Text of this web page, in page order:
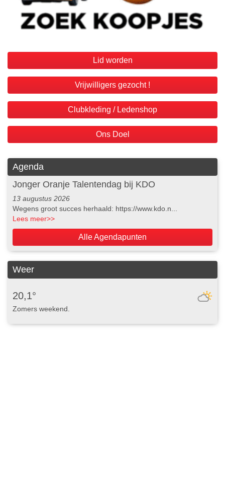
Lid worden
Vrijwilligers gezocht !
Clubkleding / Ledenshop
Ons Doel
Agenda
Jonger Oranje Talentendag bij KDO
13 augustus 2026
Wegens groot succes herhaald: https://www.kdo.n...
Lees meer>>
Alle Agendapunten
Weer
20,1°
Zomers weekend